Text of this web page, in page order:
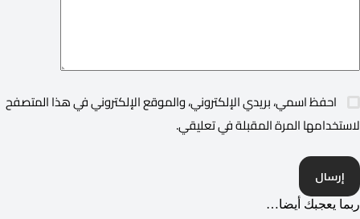
احفظ اسمي، بريدي الإلكتروني، والموقع الإلكتروني في هذا المتصفح
لاستخدامها المرة المقبلة في تعليقي.
إرسال
ربما يعجبك أيضا…